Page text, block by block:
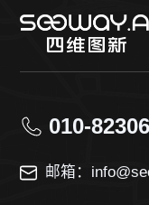
010-
邮箱：